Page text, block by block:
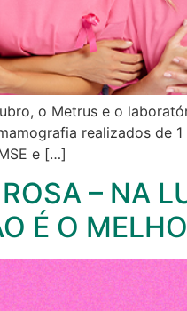
o Metrus e o
realizados de
e […]
– NA
É O